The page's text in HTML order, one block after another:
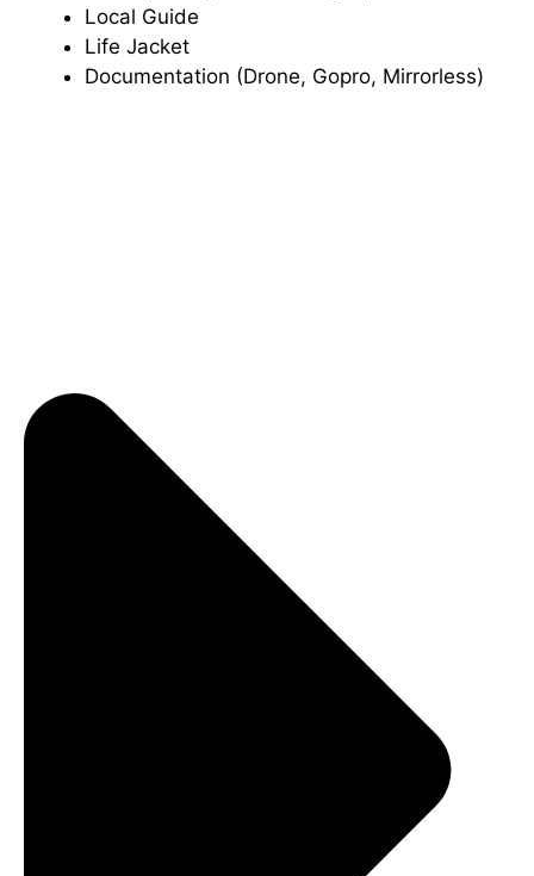
Local Guide
Life Jacket
Documentation (Drone, Gopro, Mirrorless)